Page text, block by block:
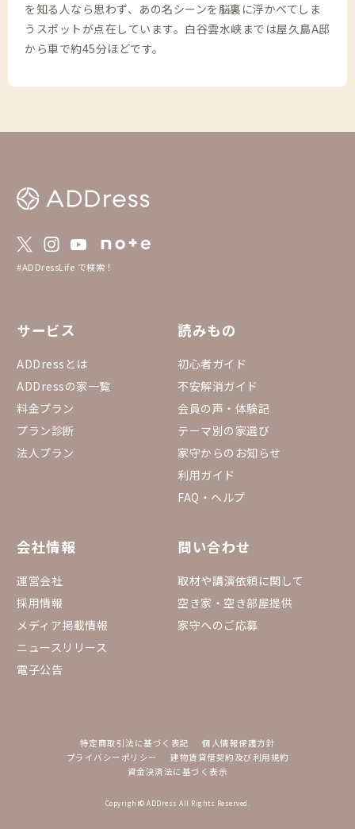
を知る人なら思わず、あの名シーンを脳裏に浮かべてしま
うスポットが点在しています。白谷雲水峡までは屋久島A邸
から車で約45分ほどです。
#ADDressLife で検索！
サービス
ADDressとは
ADDressの家一覧
料金プラン
プラン診断
法人プラン
読みもの
初心者ガイド
不安解消ガイド
会員の声・体験記
テーマ別の家選び
家守からのお知らせ
利用ガイド
FAQ・ヘルプ
会社情報
運営会社
採用情報
メディア掲載情報
ニュースリリース
電子公告
問い合わせ
取材や講演依頼に関して
空き家・空き部屋提供
家守へのご応募
特定商取引法に基づく表記
個人情報保護方針
プライバシーポリシー
建物賃貸借契約及び利用規約
資金決済法に基づく表示
Copyright© ADDress All Rights Reserved.